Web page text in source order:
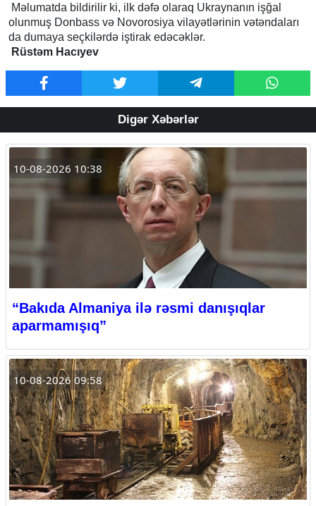
Məlumatda bildirilir ki, ilk dəfə olaraq Ukraynanın işğal
olunmuş Donbass və Novorosiya vilayətlərinin vətəndaları
da dumaya seçkilərdə iştirak edəcəklər.
Rüstəm Hacıyev
Digər Xəbərlər
10-08-2026 10:38
“Bakıda Almaniya ilə rəsmi danışıqlar
aparmamışıq”
10-08-2026 09:58